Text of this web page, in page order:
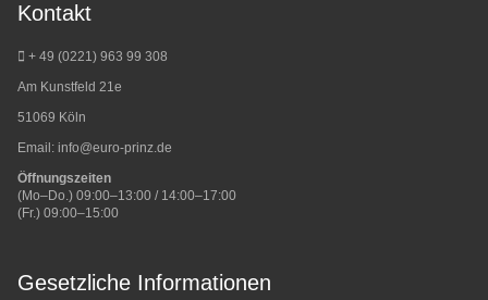
Kontakt
+ 49 (0221) 963 99 308
Am Kunstfeld 21e
51069 Köln
Email: info@euro-prinz.de
Öffnungszeiten
(Mo–Do.) 09:00–13:00 / 14:00–17:00
(Fr.) 09:00–15:00
Gesetzliche Informationen